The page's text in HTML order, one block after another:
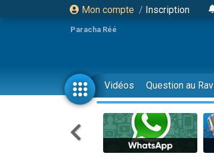
Mon compte / Inscription
Paracha Réé
Vidéos Question au Rav